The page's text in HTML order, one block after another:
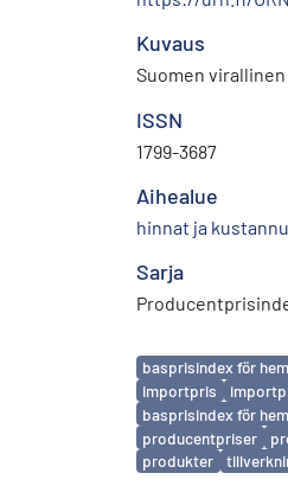
Kuvaus
Suomen virallinen
ISSN
1799-3687
Aihealue
hinnat ja
Sarja
Avainsanat
basprisindex för
importpris
basprisindex för
producentpriser
produkter